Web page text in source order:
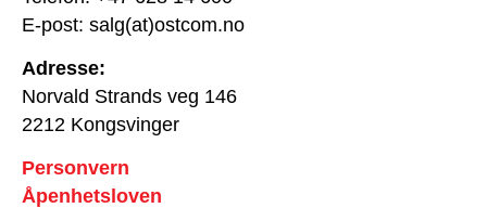
E-post: salg(at)ostcom.no
Adresse:
Norvald Strands veg 146
2212 Kongsvinger
Personvern
Åpenhetsloven